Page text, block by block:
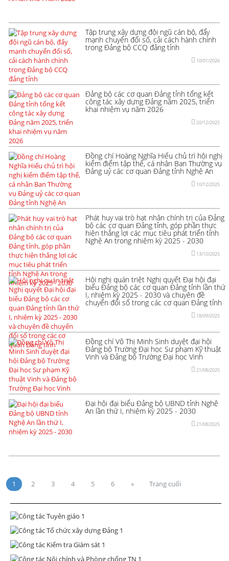
Tập trung xây dựng đội ngũ cán bộ, đẩy
mạnh chuyển đổi số, cải cách hành chính
trong Đảng bộ CCQ đảng tỉnh
10/01/2026
Đảng bộ các cơ quan Đảng tỉnh tổng kết
công tác xây dựng Đảng năm 2025, triển
khai nhiệm vụ năm 2026
20/12/2025
Đồng chí Hoàng Nghĩa Hiếu chủ trì hội nghị
kiểm điểm tập thể, cá nhân Ban Thường vụ
Đảng uỷ các cơ quan Đảng tỉnh Nghệ An
10/12/2025
Phát huy vai trò hạt nhân chính trị của Đảng
bộ các cơ quan Đảng tỉnh, góp phần thực
hiện thắng lợi các mục tiêu phát triển tỉnh
Nghệ An trong nhiệm kỳ 2025 - 2030
13/10/2025
Hội nghị quán triệt Nghị quyết Đại hội đại
biểu Đảng bộ các cơ quan Đảng tỉnh lần thứ
I, nhiệm kỳ 2025 - 2030 và chuyên đề
chuyển đổi số trong các cơ quan Đảng tỉnh
18/09/2025
Đồng chí Võ Thị Minh Sinh duyệt đại hội
Đảng bộ Trường Đại học Sư phạm Kỹ thuật
Vinh và Đảng bộ Trường Đại học Vinh
21/08/2025
Đại hội đại biểu Đảng bộ UBND tỉnh Nghệ
An lần thứ I, nhiệm kỳ 2025 - 2030
21/08/2025
1 2 3 4 5 6 » Trang cuối